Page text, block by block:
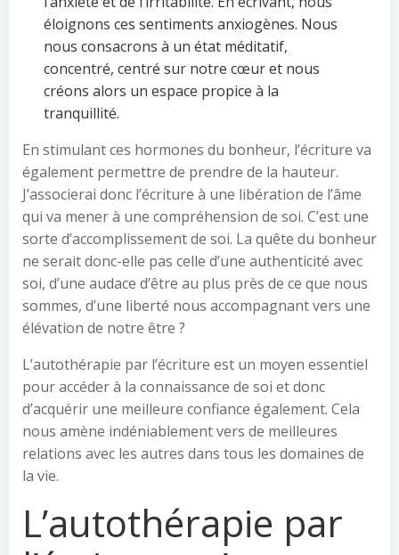
éloignons ces sentiments anxiogènes. Nous
nous consacrons à un état méditatif,
concentré, centré sur notre cœur et nous
créons alors un espace propice à la
tranquillité.
En stimulant ces hormones du bonheur, l’écriture va
également permettre de prendre de la hauteur.
J’associerai donc l’écriture à une libération de l’âme
qui va mener à une compréhension de soi. C’est une
sorte d’accomplissement de soi. La quête du bonheur
ne serait donc-elle pas celle d’une authenticité avec
soi, d’une audace d’être au plus près de ce que nous
sommes, d’une liberté nous accompagnant vers une
élévation de notre être ?
L’autothérapie par l’écriture est un moyen essentiel
pour accéder à la connaissance de soi et donc
d’acquérir une meilleure confiance également. Cela
nous amène indéniablement vers de meilleures
relations avec les autres dans tous les domaines de
la vie.
L’autothérapie par